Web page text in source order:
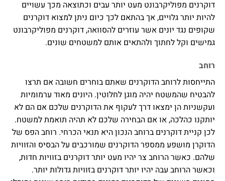
דוקרנים מפוליקרבונט מעט יותר עבים וכתוצאה מכך עשויים
להיות יותר גלויים, אך בהתאם לכך כיום ניתן למצוא דוקרנים
שקופים נגד יונים אשר עוזרים להסוואה, דוקרנים מפוליקרבונט
גמישים וקל לחתוך ולהתאים אותם למשטחים שונים.
רוחב
התייחסות לרוחב הדוקרנים שאתם בוחרים חשובה אם תרצו
להבטיח שהמשטח יהיה מוגן לחלוטין. היונים מאוד ערמומיות
ועקשניות הן ימצאו דרך לעקוף את הדוקרנים שלכם אם הם לא
יותקנו כהלכה, או אם הבחירה שלכם לא תהיה תואמת למשטח.
לכן קניית דוקרנים ברוחב הנכון היא תנאי הכרחי. רוחב הפס של
הדוקרן מושפע ממספר הדוקרנים שמורכבים על הבסיס והזוויות
שלהם. כאשר הרוחב צר יהיו מעט יותר דוקרנים בזוויות חדות,
וכאשר הרוחב עבה יהיו יותר דוקרנים בזוויות גדולות יותר.